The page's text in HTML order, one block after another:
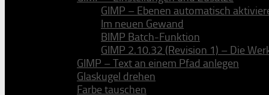
GIMP – Ebenen automatisch
Im neuen Gewand
BIMP Batch-Funktion
GIMP 2.10.32 (Revision 1) – Die
GIMP – Text an einem Pfad anlegen
Glaskugel drehen
Farbe tauschen